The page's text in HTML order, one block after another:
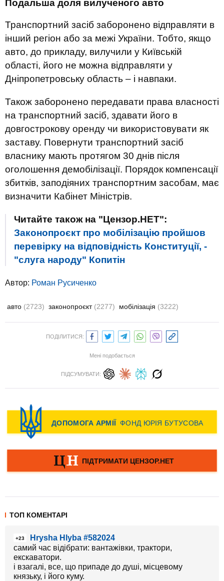
Подальша доля вилученого авто
Транспортний засіб заборонено відправляти в
інший регіон або за межі України. Тобто, якщо
авто, до прикладу, вилучили у Київській
області, його не можна відправляти у
Дніпропетровську область – і навпаки.
Також заборонено передавати права власності
на транспортний засіб, здавати його в
довгострокову оренду чи використовувати як
заставу. Повернути транспортний засіб
власнику мають протягом 30 днів після
оголошення демобілізації. Порядок компенсації
збитків, заподіяних транспортним засобам, має
визначити Кабінет Міністрів.
Читайте також на "Цензор.НЕТ":
Законопроєкт про мобілізацію пройшов
перевірку на відповідність Конституції, -
"слуга народу" Копитін
Автор: Роман Русиченко
авто (2723) законопроєкт (2277) мобілізація (3222)
ПОДІЛИТИСЯ:
Мені подобається
ПІДСУМУВАТИ:
ТОП КОМЕНТАРІ
+23
Hrysha Hlyba #582024
самий час відібрати: вантажівки, трактори,
екскаватори.
і взагалі, все, що припаде до душі, місцевому
князьку, і його куму.